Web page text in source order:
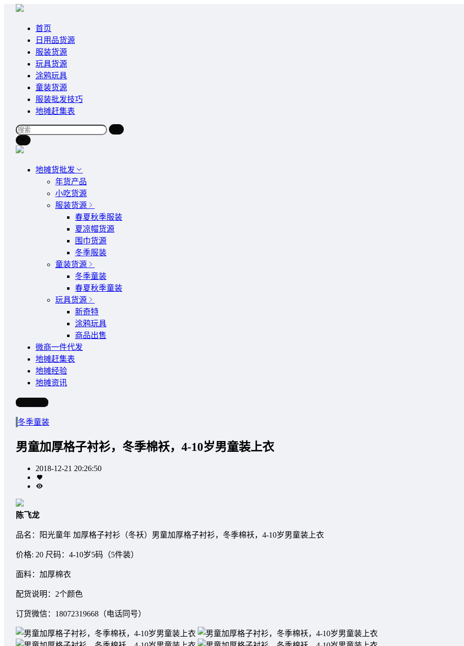
首页
日用品货源
服装货源
玩具货源
涂鸦玩具
童装货源
服装批发技巧
地摊赶集表
地摊货批发
年货产品
小吃货源
服装货源
春夏秋季服装
夏凉帽货源
围巾货源
冬季服装
童装货源
冬季童装
春夏秋季童装
玩具货源
新奇特
涂鸦玩具
商品出售
微商一件代发
地摊赶集表
地摊经验
地摊资讯
写文章
冬季童装
男童加厚格子衬衫，冬季棉袄，4-10岁男童装上衣
2018-12-21 20:26:50
陈飞龙
品名：阳光童年 加厚格子衬衫（冬袄）男童加厚格子衬衫，冬季棉袄，4-10岁男童装上衣
价格: 20 尺码：4-10岁5码（5件装）
面料：加厚棉衣
配货说明：2个颜色
订货微信：18072319668（电话同号）